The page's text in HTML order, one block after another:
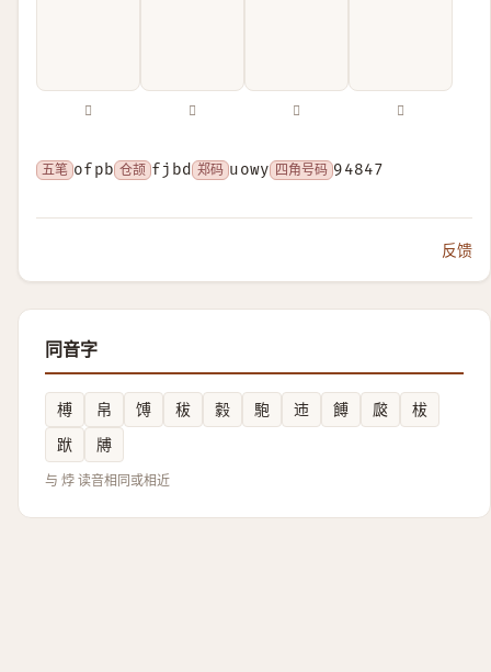
𤊀 𤊹 𤍗 𤏮
五笔 ofpb 仓颉 fjbd 郑码 uowy 四角号码 94847
反馈
同音字
榑 帛 馎 秡 豰 䮀 䢌 餺 㼎
柭
䟮
牔
与 㶿 读音相同或相近